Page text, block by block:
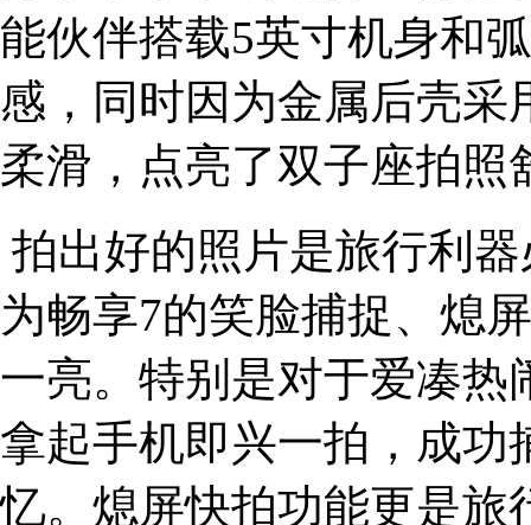
能伙伴搭载5英寸机身和
感，同时因为金属后壳采
柔滑，点亮了双子座拍照
拍出好的照片是旅行利
为畅享7的笑脸捕捉、熄
一亮。特别是对于爱凑热
拿起手机即兴一拍，成功
忆。熄屏快拍功能更是旅